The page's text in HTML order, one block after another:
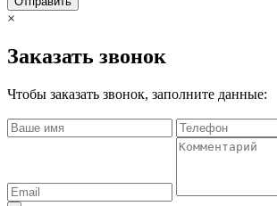
×
Заказать звонок
Чтобы заказать звонок, заполните данные: